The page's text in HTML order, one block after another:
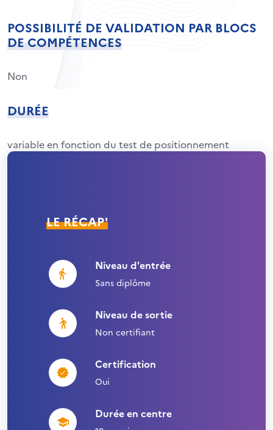
POSSIBILITÉ DE VALIDATION PAR BLOCS
DE COMPÉTENCES
Non
DURÉE
variable en fonction du test de positionnement
LE RÉCAP'
Niveau d'entrée
Sans diplôme
Niveau de sortie
Non certifiant
Certification
Oui
Durée en centre